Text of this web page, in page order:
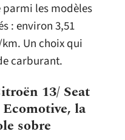
parmi les modèles
: environ 3,51
Un choix qui
carburant.
13/ Seat
la
sobre